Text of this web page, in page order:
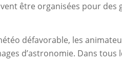
être organisées pour des
défavorable, les
d’astronomie. Dans